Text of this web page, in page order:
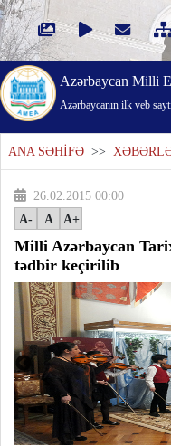
Azərbaycan Milli
Azərbaycanın ilk veb
ANA SƏHİFƏ >>
26.02.2015 00:00
A-
A A+
Milli Azərbaycan
tədbir keçirilib